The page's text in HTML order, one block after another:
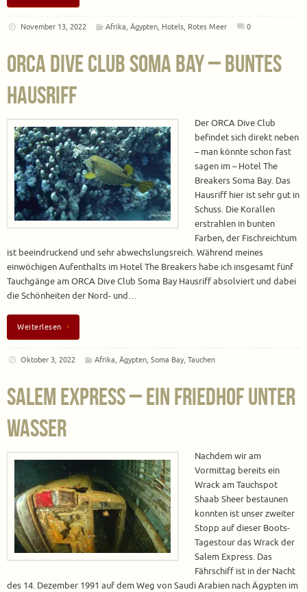
November 13, 2022 Afrika,Ägypten, Hotels, Rotes Meer 0
ORCA Dive Club Soma Bay – buntes
Hausriff
Der ORCA Dive Club
befindet sich direkt neben
– man könnte schon fast
sagen im – Hotel The
Breakers Soma Bay. Das
Hausriff hier ist sehr gut in
Schuss. Die Korallen
erstrahlen in bunten
Farben, der Fischreichtum
ist beeindruckend und sehr abwechslungsreich. Während meines
einwöchigen Aufenthalts im Hotel The Breakers habe ich insgesamt fünf
Tauchgänge am ORCA Dive Club Soma Bay Hausriff absolviert und dabei
die Schönheiten der Nord- und…
Weiterlesen
Oktober 3, 2022 Afrika ,Ägypten ,Soma Bay ,Tauchen
Salem Express – Ein Friedhof unter
Wasser
Nachdem wir am
Vormittag bereits ein
Wrack am Tauchspot
Shaab Sheer bestaunen
konnten ist unser zweiter
Stopp auf dieser Boots-
Tagestour das Wrack der
Salem Express. Das
Fährschiff ist in der Nacht
des 14. Dezember 1991 auf dem Weg von Saudi Arabien nach Ägypten im